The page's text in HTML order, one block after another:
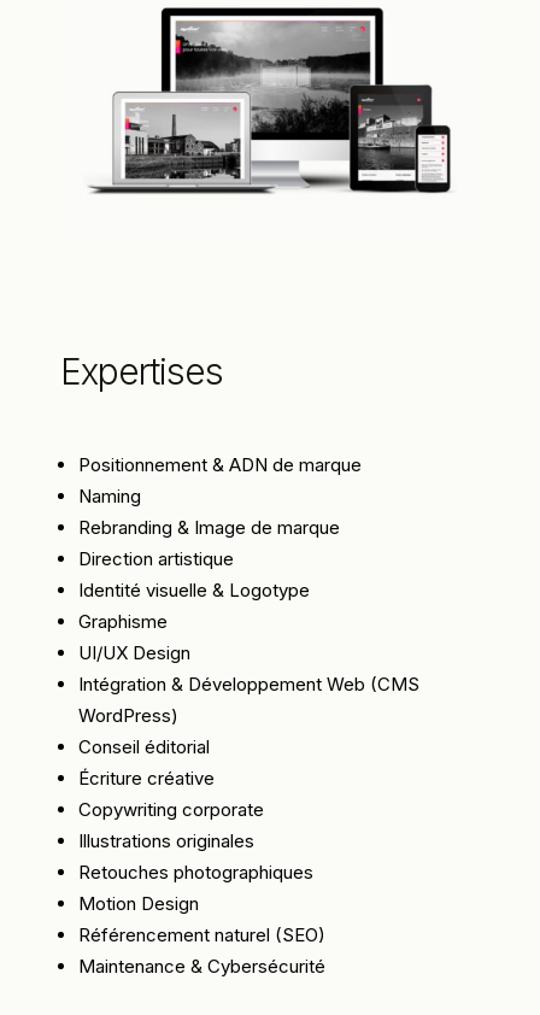
Expertises
Positionnement & ADN de marque
Naming
Rebranding & Image de marque
Direction artistique
Identité visuelle & Logotype
Graphisme
UI/UX Design
Intégration & Développement Web (CMS
WordPress)
Conseil éditorial
Écriture créative
Copywriting corporate
Illustrations originales
Retouches photographiques
Motion Design
Référencement naturel (SEO)
Maintenance & Cybersécurité